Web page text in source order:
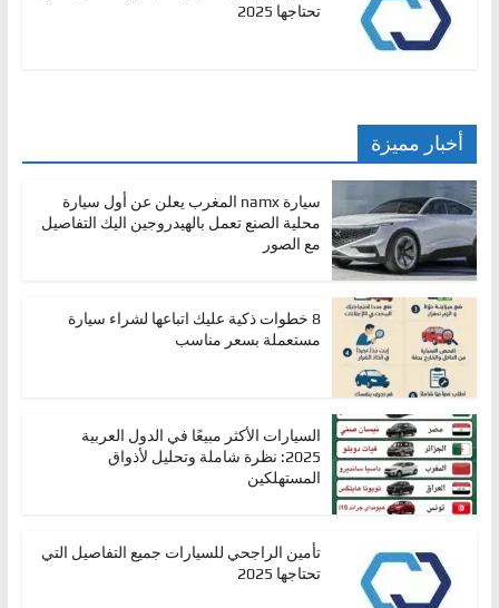
تحتاجها 2025
أخبار مميزة
سيارة namx المغرب يعلن عن أول سيارة
محلية الصنع تعمل بالهيدروجين اليك التفاصيل
مع الصور
8 خطوات ذكية عليك اتباعها لشراء سيارة
مستعملة بسعر مناسب
السيارات الأكثر مبيعًا في الدول العربية
2025: نظرة شاملة وتحليل لأذواق
المستهلكين
تأمين الراجحي للسيارات جميع التفاصيل التي
تحتاجها 2025